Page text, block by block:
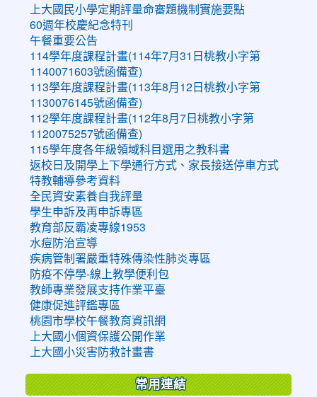
上大國民小學定期評量命審題機制實施要點
60週年校慶紀念特刊
午餐重要公告
114學年度課程計畫(114年7月31日桃教小字第
1140071603號函備查)
113學年度課程計畫(113年8月12日桃教小字第
1130076145號函備查)
112學年度課程計畫(112年8月7日桃教小字第
1120075257號函備查)
115學年度各年級領域科目選用之教科書
返校日及開學上下學通行方式、家長接送停車方式
特教輔導參考資料
全民資安素養自我評量
學生申訴及再申訴專區
教育部反霸凌專線1953
水痘防治宣導
疾病管制署嚴重特殊傳染性肺炎專區
防疫不停學-線上教學便利包
教師專業發展支持作業平臺
健康促進評鑑專區
桃園市學校午餐教育資訊網
上大國小個資保護公開作業
上大國小災害防救計畫書
常用連結